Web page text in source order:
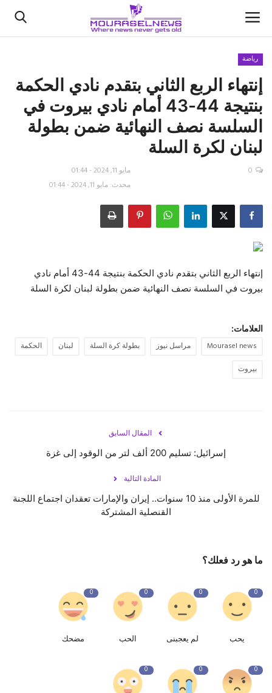
الأخبار
كتّابنا
السعودية
اقتصاد
علوم وتكنولوجيا
فيديو
حياة
رياضة
إنتهاء الربع الثاني بتقدم نادي الحكمة
بنتيجة 44-43 أمام نادي بيروت في
السلسة نصف النهائية ضمن بطولة
لبنان لكرة السلة
مايو 11, 2024 - 01:44
محدث: مايو 11, 2024 - 01:44
0
إنتهاء الربع الثاني بتقدم نادي الحكمة بنتيجة 44-43 أمام نادي
بيروت في السلسة نصف النهائية ضمن بطولة لبنان لكرة السلة
العلامات:
Mourasel news مراسل نيوز بطولة كرة السلة لبنان
الحكمة
بيروت
المقال السابق
إسرائيل: تسليم 200 ألف لتر من الوقود إلى غزة
المادة التالية
للمرة الأولى منذ 10 سنوات.. إيران والإمارات تعقدان اجتماع اللجنة
القنصلية المشتركة
ما هو رد فعلك؟
0
يحب
0
لم يعجبنى
0
الحب
0
مضحك
0
0
0